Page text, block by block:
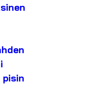
pisin